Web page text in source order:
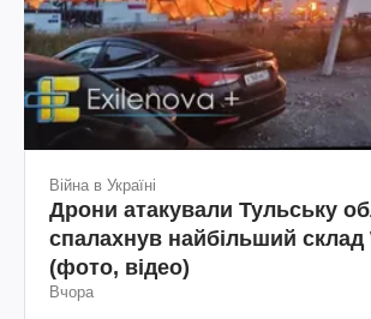
Війна в Україні
Дрони атакували Тульську
спалахнув найбільший
(фото, відео)
Вчора